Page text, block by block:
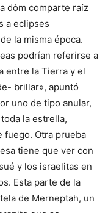
dôm comparte raíz
a eclipses
la misma época.
podrían referirse a
entre la Tierra y el
brillar», apuntó
uno de tipo anular,
la estrella,
fuego. Otra prueba
tiene que ver con
y los israelitas en
Esta parte de la
de Merneptah, un